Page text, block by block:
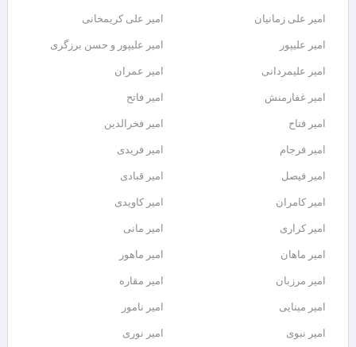
امیر علی زمانیان امیر علی کریمخانی
امیر علیپور امیر علیپور و حسن برزگری
امیر علیمردانی امیر عمران
امیر غفارمنش امیر فاتح
امیر فتاح امیر فخرالدین
امیر فرجام امیر فریدی
امیر فیصل امیر قبادی
امیر کامران امیر کاویدی
امیر کراری امیر مانی
امیر ماهان امیر ماهور
امیر مرزبان امیر مقاره
امیر مینایی امیر نامور
امیر نبوی امیر نوری